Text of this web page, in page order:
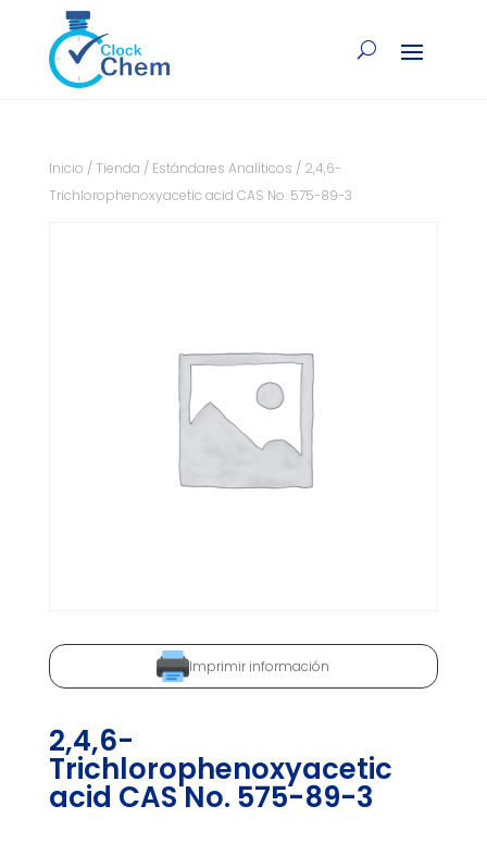
Inicio / Tienda / Estándares Analíticos / 2,4,6-
Trichlorophenoxyacetic acid CAS No. 575-89-3
Imprimir información
2,4,6-
Trichlorophenoxyacetic
acid CAS No. 575-89-3